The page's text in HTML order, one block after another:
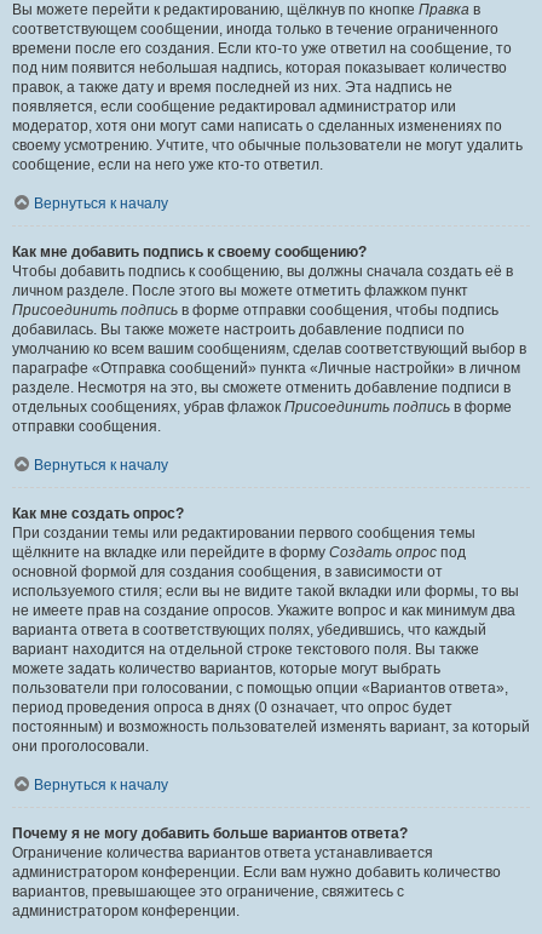
Вы можете перейти к редактированию, щёлкнув по кнопке Правка в
соответствующем сообщении, иногда только в течение ограниченного
времени после его создания. Если кто-то уже ответил на сообщение, то
под ним появится небольшая надпись, которая показывает количество
правок, а также дату и время последней из них. Эта надпись не
появляется, если сообщение редактировал администратор или
модератор, хотя они могут сами написать о сделанных изменениях по
своему усмотрению. Учтите, что обычные пользователи не могут удалить
сообщение, если на него уже кто-то ответил.
Вернуться к началу
Как мне добавить подпись к своему сообщению?
Чтобы добавить подпись к сообщению, вы должны сначала создать её в
личном разделе. После этого вы можете отметить флажком пункт
Присоединить подпись в форме отправки сообщения, чтобы подпись
добавилась. Вы также можете настроить добавление подписи по
умолчанию ко всем вашим сообщениям, сделав соответствующий выбор в
параграфе «Отправка сообщений» пункта «Личные настройки» в личном
разделе. Несмотря на это, вы сможете отменить добавление подписи в
отдельных сообщениях, убрав флажок Присоединить подпись в форме
отправки сообщения.
Вернуться к началу
Как мне создать опрос?
При создании темы или редактировании первого сообщения темы
щёлкните на вкладке или перейдите в форму Создать опрос под
основной формой для создания сообщения, в зависимости от
используемого стиля; если вы не видите такой вкладки или формы, то вы
не имеете прав на создание опросов. Укажите вопрос и как минимум два
варианта ответа в соответствующих полях, убедившись, что каждый
вариант находится на отдельной строке текстового поля. Вы также
можете задать количество вариантов, которые могут выбрать
пользователи при голосовании, с помощью опции «Вариантов ответа»,
период проведения опроса в днях (0 означает, что опрос будет
постоянным) и возможность пользователей изменять вариант, за который
они проголосовали.
Вернуться к началу
Почему я не могу добавить больше вариантов ответа?
Ограничение количества вариантов ответа устанавливается
администратором конференции. Если вам нужно добавить количество
вариантов, превышающее это ограничение, свяжитесь с
администратором конференции.